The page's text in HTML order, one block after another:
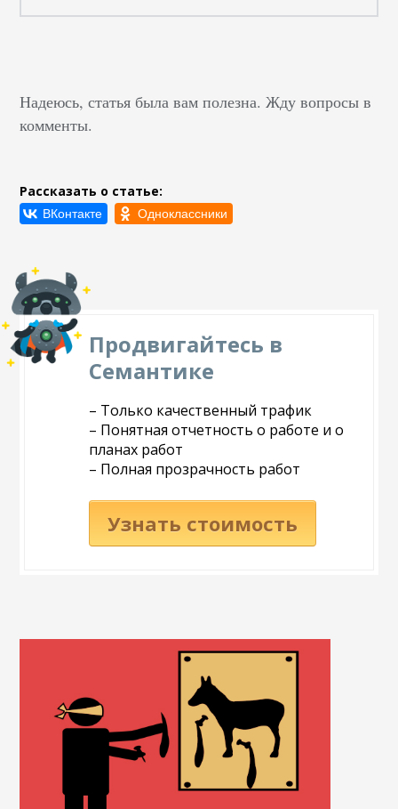
Надеюсь, статья была вам полезна. Жду вопросы в
комменты.
Рассказать о статье:
Продвигайтесь в
Семантике
– Только качественный трафик
– Понятная отчетность о работе и о
планах работ
– Полная прозрачность работ
Узнать стоимость